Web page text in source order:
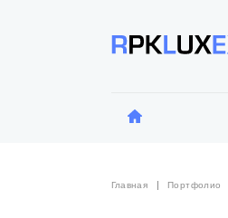
Главная Портфолио